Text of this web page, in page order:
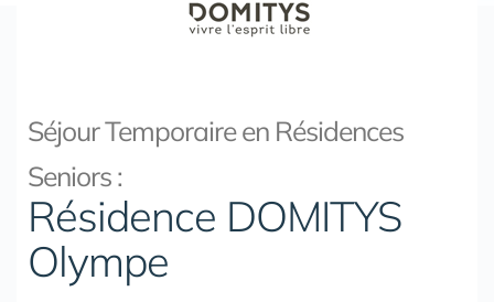
Séjour Temporaire en Résidences
Seniors :
Résidence DOMITYS
Olympe